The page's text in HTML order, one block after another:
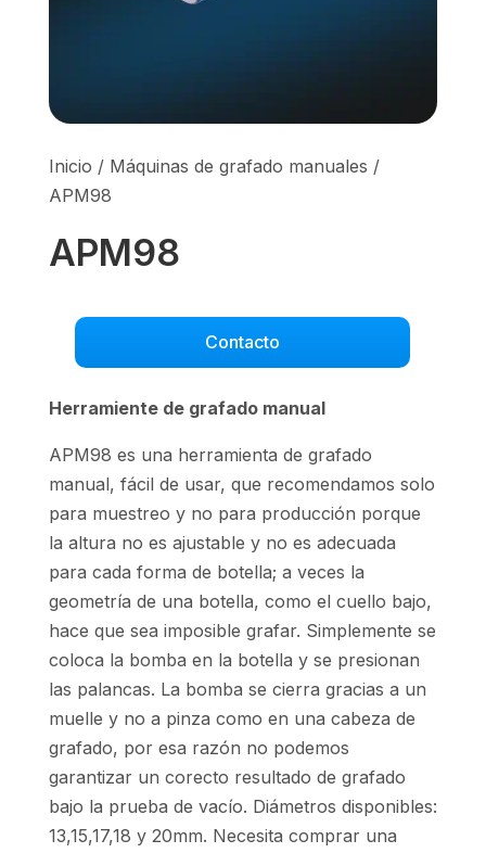
Inicio / Máquinas de grafado manuales /
APM98
APM98
Contacto
Herramiente de grafado manual
APM98 es una herramienta de grafado
manual, fácil de usar, que recomendamos solo
para muestreo y no para producción porque
la altura no es ajustable y no es adecuada
para cada forma de botella; a veces la
geometría de una botella, como el cuello bajo,
hace que sea imposible grafar. Simplemente se
coloca la bomba en la botella y se presionan
las palancas. La bomba se cierra gracias a un
muelle y no a pinza como en una cabeza de
grafado, por esa razón no podemos
garantizar un corecto resultado de grafado
bajo la prueba de vacío. Diámetros disponibles:
13,15,17,18 y 20mm. Necesita comprar una